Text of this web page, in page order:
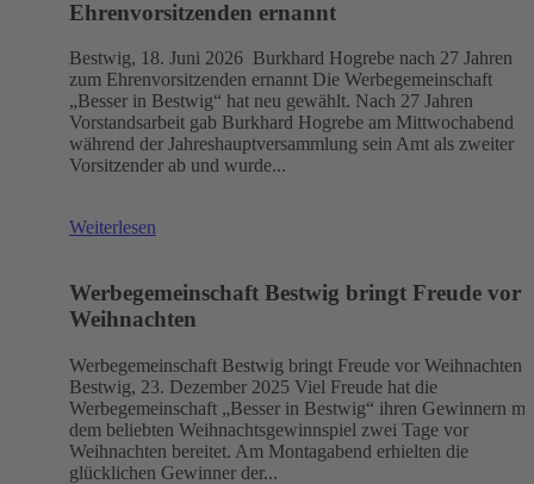
Ehrenvorsitzenden ernannt
Bestwig, 18. Juni 2026 Burkhard Hogrebe nach 27 Jahren
zum Ehrenvorsitzenden ernannt Die Werbegemeinschaft
„Besser in Bestwig“ hat neu gewählt. Nach 27 Jahren
Vorstandsarbeit gab Burkhard Hogrebe am Mittwochabend
während der Jahreshauptversammlung sein Amt als zweiter
Vorsitzender ab und wurde...
Weiterlesen
Werbegemeinschaft Bestwig bringt Freude vor
Weihnachten
Werbegemeinschaft Bestwig bringt Freude vor Weihnachten
Bestwig, 23. Dezember 2025 Viel Freude hat die
Werbegemeinschaft „Besser in Bestwig“ ihren Gewinnern mit
dem beliebten Weihnachtsgewinnspiel zwei Tage vor
Weihnachten bereitet. Am Montagabend erhielten die
glücklichen Gewinner der...